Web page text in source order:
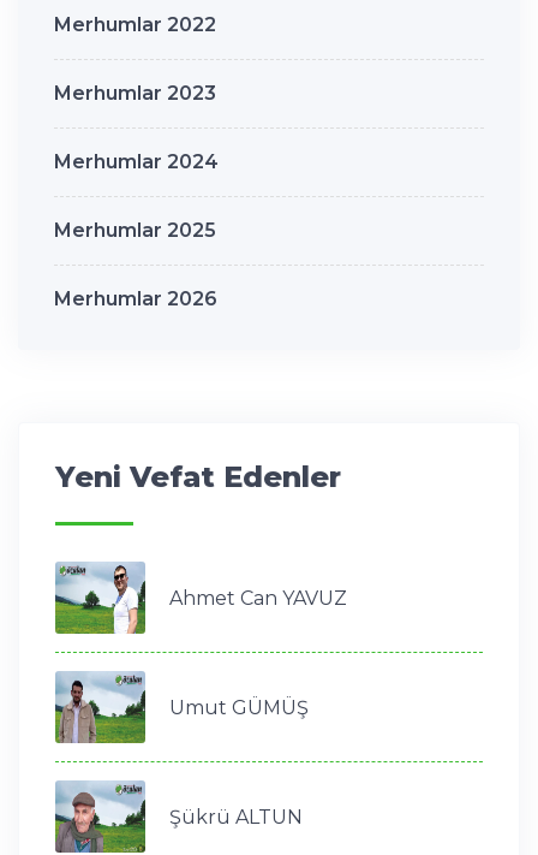
Merhumlar 2022
Merhumlar 2023
Merhumlar 2024
Merhumlar 2025
Merhumlar 2026
Yeni Vefat Edenler
Ahmet Can YAVUZ
Umut GÜMÜŞ
Şükrü ALTUN